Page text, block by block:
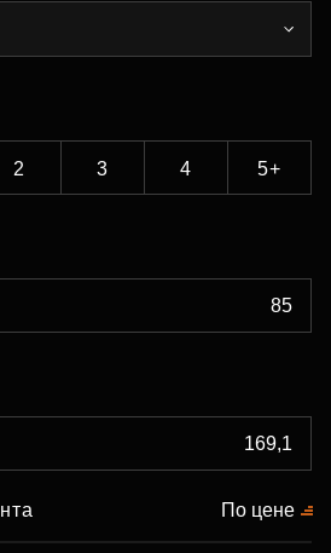
2 3 4 5+
По цене